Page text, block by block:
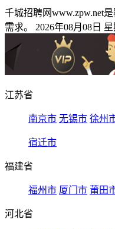
千城招聘网www.zpw.net
需求。 2026年08月08日
江苏省
南京市 无锡市 徐州
宿迁市
福建省
福州市 厦门市 莆田
河北省